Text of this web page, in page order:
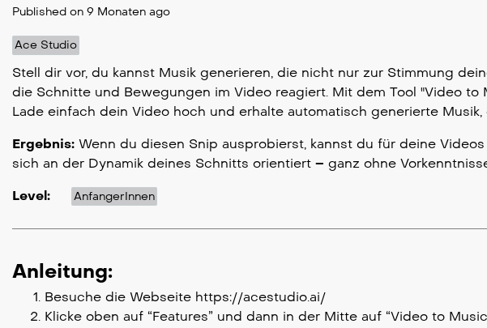
Published on 9 Monaten ago
Ace Studio
Stell dir vor, du kannst Musik generieren, die nicht nur zur Stimmung
die Schnitte und Bewegungen im Video reagiert. Mit dem Tool "Video
Lade einfach dein Video hoch und erhalte automatisch generierte
Ergebnis: Wenn du diesen Snip ausprobierst, kannst du für deine
sich an der Dynamik deines Schnitts orientiert – ganz ohne
Level: AnfangerInnen
Anleitung:
Besuche die Webseite https://acestudio.ai/
Klicke oben auf “Features” und dann in der Mitte auf “Video to